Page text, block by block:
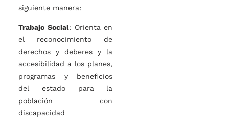
siguiente manera:
Trabajo Social: Orienta en
el reconocimiento de
derechos y deberes y la
accesibilidad a los planes,
programas y beneficios
del estado para la
población con
discapacidad